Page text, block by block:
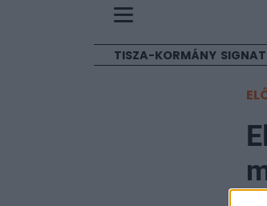
TISZA-KORMÁNY